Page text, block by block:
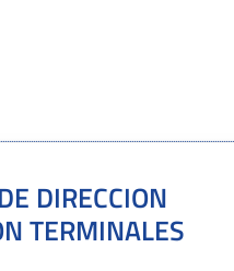
DIRECCION
TERMINALES